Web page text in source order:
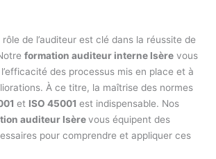
de l’auditeur est clé dans la réussite de
formation auditeur interne Isère vous
des processus mis en place et à
À ce titre, la maîtrise des normes
et ISO 45001est indispensable. Nos
auditeur Isèrevous équipent des
pour comprendre et appliquer ces